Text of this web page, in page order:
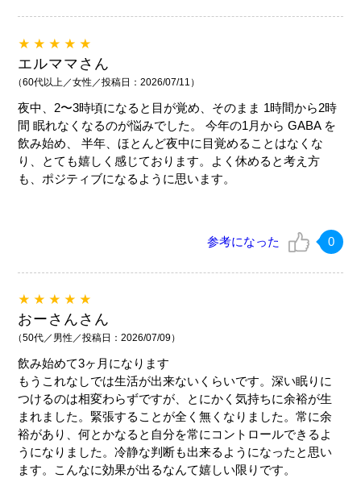
★★★★★
エルママさん
（60代以上／女性／投稿日：2026/07/11）
夜中、2〜3時頃になると目が覚め、そのまま 1時間から2時
間 眠れなくなるのが悩みでした。 今年の1月から GABA を
飲み始め、 半年、ほとんど夜中に目覚めることはなくな
り、とても嬉しく感じております。よく休めると考え方
も、ポジティブになるように思います。
参考になった 0
★★★★★
おーさんさん
（50代／男性／投稿日：2026/07/09）
飲み始めて3ヶ月になります
もうこれなしでは生活が出来ないくらいです。深い眠りに
つけるのは相変わらずですが、とにかく気持ちに余裕が生
まれました。緊張することが全く無くなりました。常に余
裕があり、何とかなると自分を常にコントロールできるよ
うになりました。冷静な判断も出来るようになったと思い
ます。こんなに効果が出るなんて嬉しい限りです。